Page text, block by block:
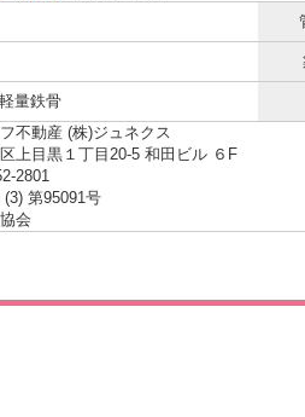
量鉄骨
不動産 (株)ジュネクス
上目黒１丁目20-5 和田ビル ６F
2801
第95091号
会